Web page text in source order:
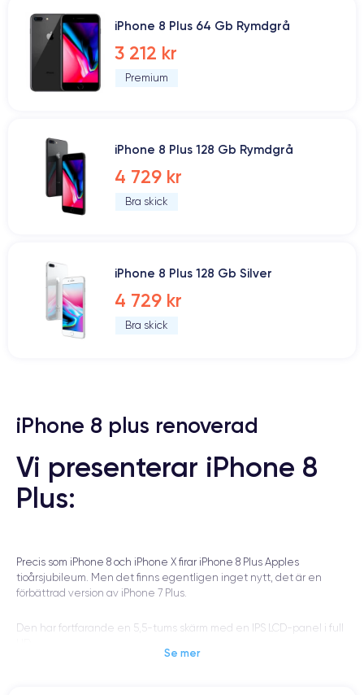
iPhone 8 Plus 64 Gb Rymdgrå
3 212 kr
Premium
iPhone 8 Plus 128 Gb Rymdgrå
4 729 kr
Bra skick
iPhone 8 Plus 128 Gb Silver
4 729 kr
Bra skick
iPhone 8 plus renoverad
Vi presenterar iPhone 8
Plus:
Precis som iPhone 8 och iPhone X firar iPhone 8 Plus Apples
tioårsjubileum. Men det finns egentligen inget nytt, det är en
förbättrad version av iPhone 7 Plus.
Den har fortfarande en 5,5-tums skärm med en IPS LCD-panel i full
Se mer